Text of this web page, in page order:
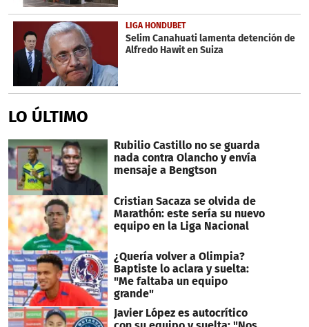
LIGA HONDUBET
Selim Canahuati lamenta detención de
Alfredo Hawit en Suiza
LO ÚLTIMO
Rubilio Castillo no se guarda
nada contra Olancho y envía
mensaje a Bengtson
Cristian Sacaza se olvida de
Marathón: este sería su nuevo
equipo en la Liga Nacional
¿Quería volver a Olimpia?
Baptiste lo aclara y suelta:
"Me faltaba un equipo
grande"
Javier López es autocrítico